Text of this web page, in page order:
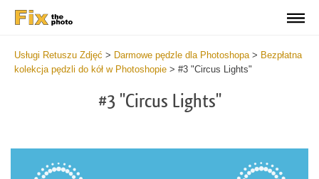
Usługi Retuszu Zdjęć > Darmowe pędzle dla Photoshopa> Bezpłatna
kolekcja pędzli do kół w Photoshopie > #3 "Circus Lights"
#3 "Circus Lights"